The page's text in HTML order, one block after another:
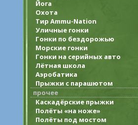
Йога
Охота
Тир Ammu-Nation
Уличные гонки
Гонки по бездорожью
Морские гонки
Гонки на серийных авто
Лётная школа
Аэробатика
Прыжки с парашютом
прочее
Каскадёрские прыжки
Полёты «на ноже»
Полёты под мостом